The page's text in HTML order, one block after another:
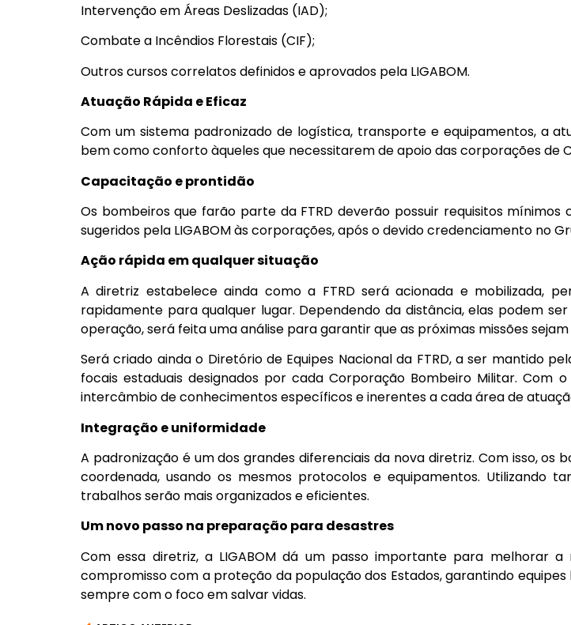
Intervenção em Áreas Deslizadas (IAD);
Combate a Incêndios Florestais (CIF);
Outros cursos correlatos definidos e aprovados pela LIGABOM.
Atuação Rápida e Eficaz
Com um sistema padronizado de logística, transporte e equipamentos, a
bem como conforto àqueles que necessitarem de apoio das corporações de
Capacitação e prontidão
Os bombeiros que farão parte da FTRD deverão possuir requisitos
sugeridos pela LIGABOM às corporações, após o devido credenciamento no
Ação rápida em qualquer situação
A diretriz estabelece ainda como a FTRD será acionada e mobilizada,
rapidamente para qualquer lugar. Dependendo da distância, elas podem
operação, será feita uma análise para garantir que as próximas missões
Será criado ainda o Diretório de Equipes Nacional da FTRD, a ser mantido
focais estaduais designados por cada Corporação Bombeiro Militar. Com
intercâmbio de conhecimentos específicos e inerentes a cada área de
Integração e uniformidade
A padronização é um dos grandes diferenciais da nova diretriz. Com isso,
coordenada, usando os mesmos protocolos e equipamentos. Utilizando
trabalhos serão mais organizados e eficientes.
Um novo passo na preparação para desastres
Com essa diretriz, a LIGABOM dá um passo importante para
compromisso com a proteção da população dos Estados, garantindo
sempre com o foco em salvar vidas.